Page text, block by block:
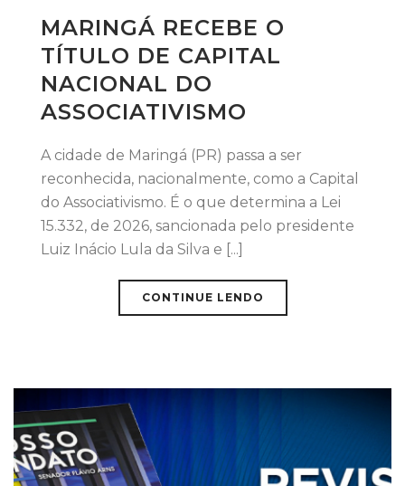
MARINGÁ RECEBE O
TÍTULO DE CAPITAL
NACIONAL DO
ASSOCIATIVISMO
A cidade de Maringá (PR) passa a ser
reconhecida, nacionalmente, como a Capital
do Associativismo. É o que determina a Lei
15.332, de 2026, sancionada pelo presidente
Luiz Inácio Lula da Silva e [...]
CONTINUE LENDO